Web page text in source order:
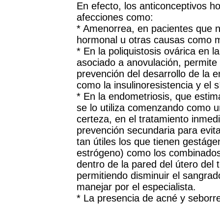
En efecto, los anticonceptivos
afecciones como:
* Amenorrea, en pacientes que
hormonal u otras causas como
* En la poliquistosis ovárica en
asociado a anovulación,
prevención del desarrollo de la
como la insulinoresistencia y el
* En la endometriosis, que
se lo utiliza comenzando como
certeza, en el tratamiento
prevención secundaria para
tan útiles los que tienen
estrógeno) como los
dentro de la pared del útero del
permitiendo disminuir el
manejar por el especialista.
* La presencia de acné y